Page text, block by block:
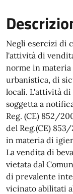
Negli esercizi di
l'attività di
norme in
urbanistica, di
locali. L'attività
soggetta a
Reg. (CE) 852/
del Reg.(CE)
in materia di
La vendita di
vietata dal
di prevalente
vicinato abilitati